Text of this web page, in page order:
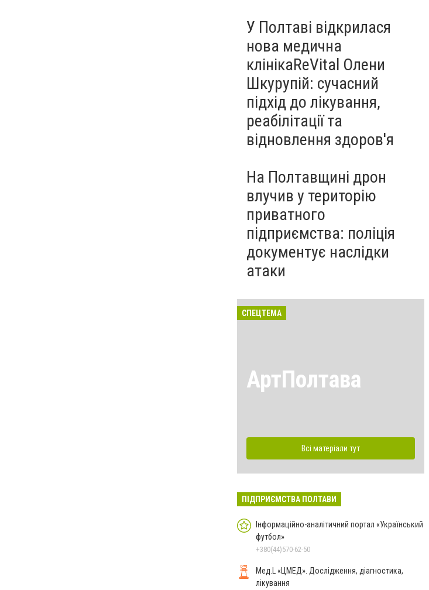
У Полтаві відкрилася
нова медична
клінікаReVital Олени
Шкурупій: сучасний
підхід до лікування,
реабілітації та
відновлення здоров'я
На Полтавщині дрон
влучив у територію
приватного
підприємства: поліція
документує наслідки
атаки
СПЕЦТЕМА
АртПолтава
Всі матеріали тут
ПІДПРИЄМСТВА ПОЛТАВИ
Інформаційно-аналітичний портал «Український
футбол»
+380(44)570-62-50
Мед.L «ЦМЕД». Дослідження, діагностика,
лікування